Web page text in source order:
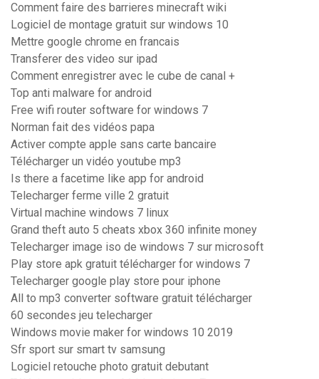
Comment faire des barrieres minecraft wiki
Logiciel de montage gratuit sur windows 10
Mettre google chrome en francais
Transferer des video sur ipad
Comment enregistrer avec le cube de canal +
Top anti malware for android
Free wifi router software for windows 7
Norman fait des vidéos papa
Activer compte apple sans carte bancaire
Télécharger un vidéo youtube mp3
Is there a facetime like app for android
Telecharger ferme ville 2 gratuit
Virtual machine windows 7 linux
Grand theft auto 5 cheats xbox 360 infinite money
Telecharger image iso de windows 7 sur microsoft
Play store apk gratuit télécharger for windows 7
Telecharger google play store pour iphone
All to mp3 converter software gratuit télécharger
60 secondes jeu telecharger
Windows movie maker for windows 10 2019
Sfr sport sur smart tv samsung
Logiciel retouche photo gratuit debutant